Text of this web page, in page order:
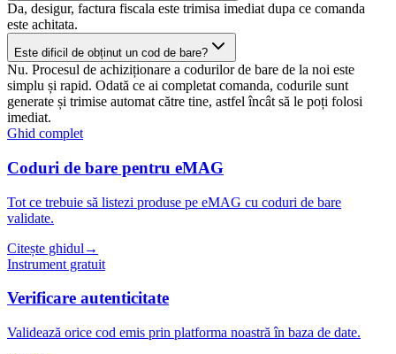
Da, desigur, factura fiscala este trimisa imediat dupa ce comanda
este achitata.
Este dificil de obținut un cod de bare?
Nu. Procesul de achiziționare a codurilor de bare de la noi este
simplu și rapid. Odată ce ai completat comanda, codurile sunt
generate și trimise automat către tine, astfel încât să le poți folosi
imediat.
Ghid complet
Coduri de bare pentru eMAG
Tot ce trebuie să listezi produse pe eMAG cu coduri de bare
validate.
Citește ghidul →
Instrument gratuit
Verificare autenticitate
Validează orice cod emis prin platforma noastră în baza de date.